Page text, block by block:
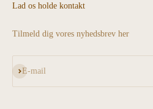
Lad os holde kontakt
Tilmeld dig vores nyhedsbrev her
E-mail
Abonnér